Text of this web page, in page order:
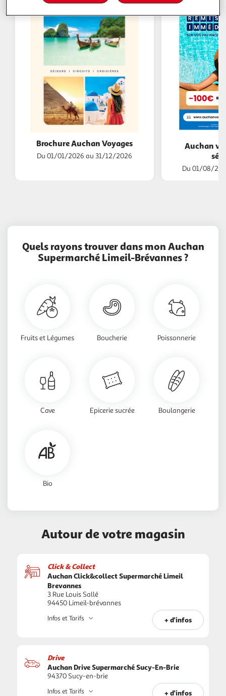
Brochure Auchan Voyages
Du 01/01/2026 au 31/12/2026
Auchan
Du 01/08/
Quels rayons trouver dans mon Auchan
Supermarché Limeil-Brévannes ?
Fruits et Légumes Boucherie Poissonnerie
Cave Epicerie sucrée Boulangerie
Bio
Autour de votre magasin
Click & Collect
Auchan Click&collect Supermarché Limeil
Brevannes
3 Rue Louis Sallé
94450 Limeil-brévannes
+ d'infos
Infos et Tarifs
Drive
Auchan Drive Supermarché Sucy-En-Brie
94370 Sucy-en-brie
+ d'infos
Infos et Tarifs